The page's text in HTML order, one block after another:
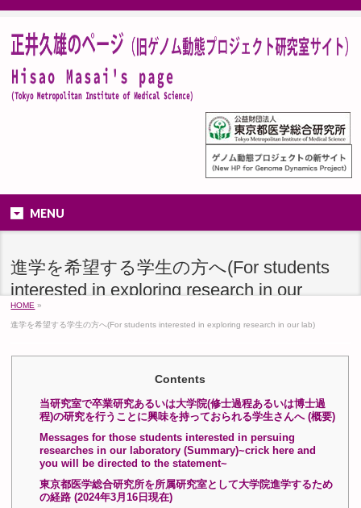
MENU
進学を希望する学生の方へ(For students
interested in exploring research in our
lab)
HOME »
進学を希望する学生の方へ(For students interested in exploring research in our lab)
Contents
当研究室で卒業研究あるいは大学院(修士過程あるいは博士過
程)の研究を行うことに興味を持っておられる学生さんへ (概要)
Messages for those students interested in persuing
researches in our laboratory (Summary)~crick here and
you will be directed to the statement~
東京都医学総合研究所を所属研究室として大学院進学するため
の経路 (2024年3月16日現在)